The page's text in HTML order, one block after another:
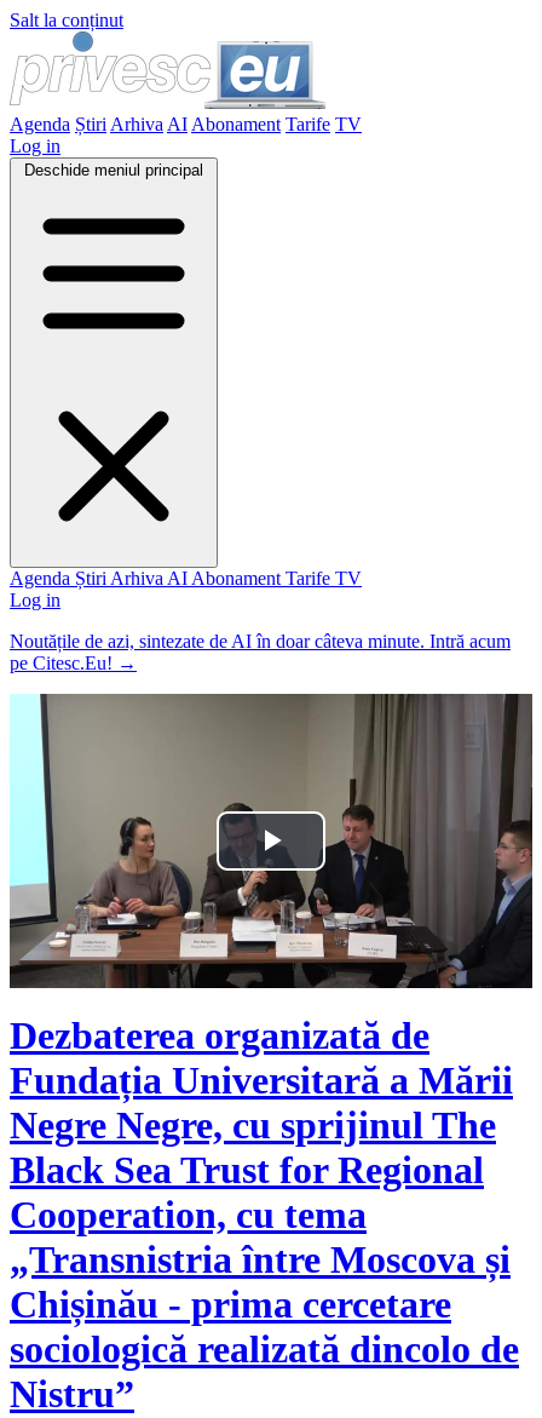
Salt la conținut
Agenda Știri Arhiva AI Abonament Tarife TV
Log in
Deschide meniul principal
Agenda Știri Arhiva AI Abonament Tarife TV
Log in
Noutățile de azi, sintezate de AI în doar câteva minute. Intră acum
pe Citesc.Eu! →
Play
Video
Dezbaterea organizată de
Fundația Universitară a Mării
Negre Negre, cu sprijinul The
Black Sea Trust for Regional
Cooperation, cu tema
„Transnistria între Moscova și
Chișinău - prima cercetare
sociologică realizată dincolo de
Nistru”